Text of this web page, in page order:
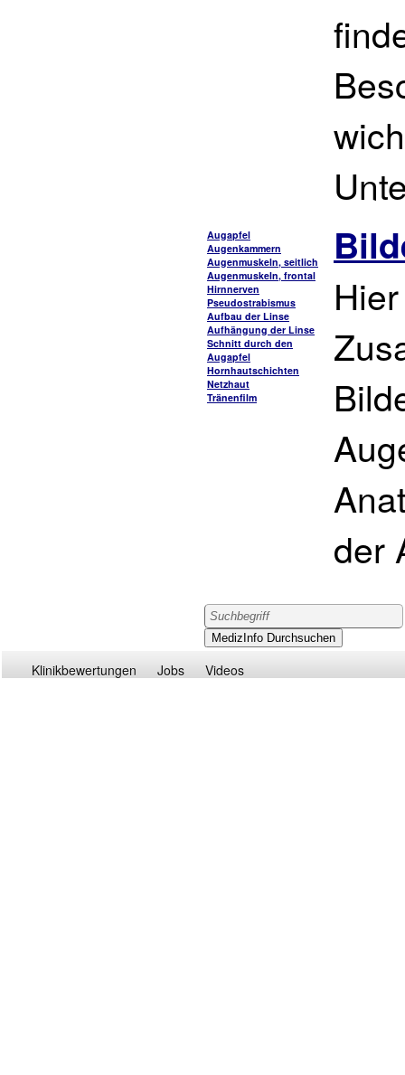
Augapfel
Augenkammern
Augenmuskeln, seitlich
Augenmuskeln, frontal
Hirnnerven
Pseudostrabismus
Aufbau der Linse
Aufhängung der Linse
Schnitt durch den
Augapfel
Hornhautschichten
Netzhaut
Tränenfilm
der
Klinikbewertungen Jobs Videos